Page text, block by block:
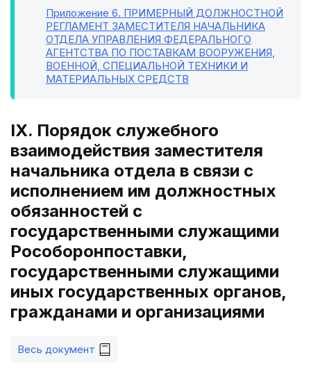
Приложение 6. ПРИМЕРНЫЙ ДОЛЖНОСТНОЙ
РЕГЛАМЕНТ ЗАМЕСТИТЕЛЯ НАЧАЛЬНИКА
ОТДЕЛА УПРАВЛЕНИЯ ФЕДЕРАЛЬНОГО
АГЕНТСТВА ПО ПОСТАВКАМ ВООРУЖЕНИЯ,
ВОЕННОЙ, СПЕЦИАЛЬНОЙ ТЕХНИКИ И
МАТЕРИАЛЬНЫХ СРЕДСТВ
IX. Порядок служебного
взаимодействия заместителя
начальника отдела в связи с
исполнением им должностных
обязанностей с
государственными служащими
Рособоронпоставки,
государственными служащими
иных государственных органов,
гражданами и организациями
Весь документ